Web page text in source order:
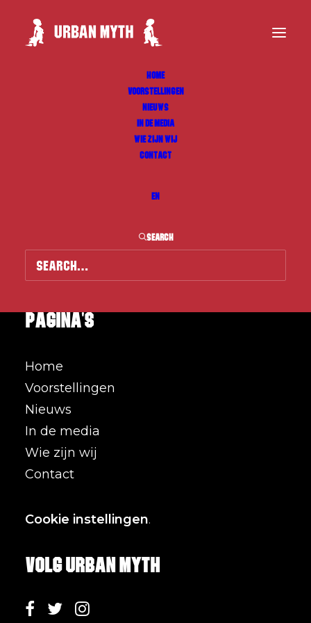
HOME
VOORSTELLINGEN
NIEUWS
IN DE MEDIA
WIE ZIJN WIJ
CONTACT
EN
SEARCH
Pagina's
Home
Voorstellingen
Nieuws
In de media
Wie zijn wij
Contact
Cookie instellingen.
Volg Urban Myth